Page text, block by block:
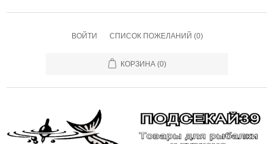
ВОЙТИ СПИСОК ПОЖЕЛАНИЙ (0)
КОРЗИНА (0)